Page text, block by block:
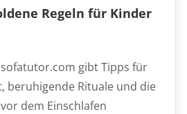
Regeln für Kinder
gibt Tipps für
beruhigende Rituale und die
dem Einschlafen